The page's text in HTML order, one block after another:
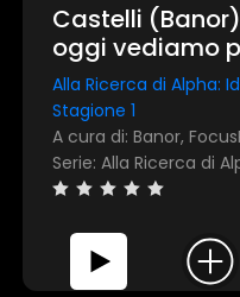
Castelli
oggi vediamo
motivi per
Alla Ricerca di Alpha:
Stagione 1
A cura di: Banor,
Serie: Alla Ricerca di